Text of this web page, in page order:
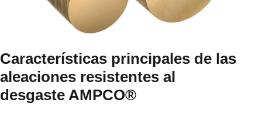
Características principales de las
aleaciones resistentes al
desgaste AMPCO®